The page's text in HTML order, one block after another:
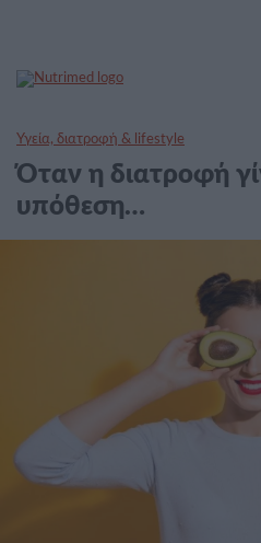
Υγεία, διατροφή & lifestyle
Όταν η διατροφή
υπόθεση…